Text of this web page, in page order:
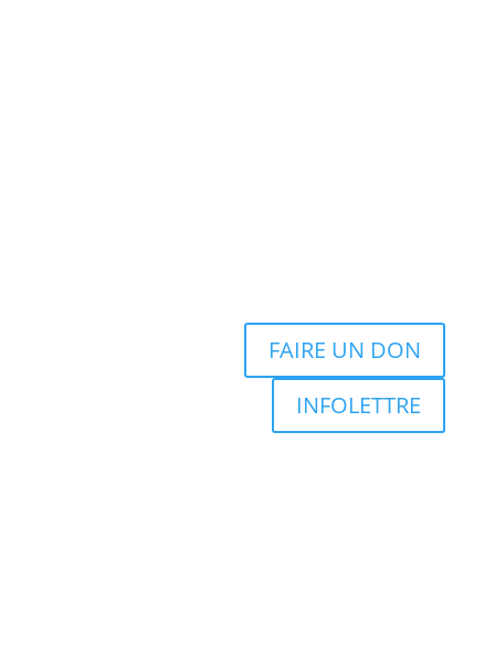
FAIRE UN DON
INFOLETTRE